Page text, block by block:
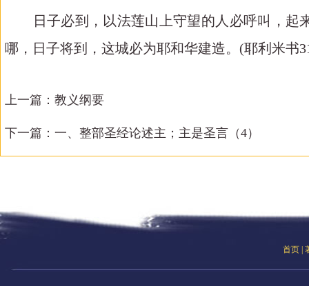
日子必到，以法莲山上守望的人必呼叫，起
哪，日子将到，这城必为耶和华建造。 (耶利米书
上一篇： 教义纲要
下一篇： 一、整部圣经论述主；主是圣言（4）
首页